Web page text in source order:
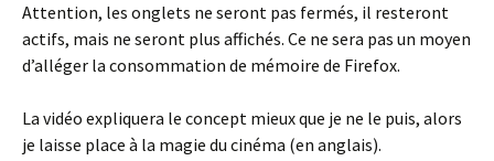
Attention, les onglets ne seront pas fermés, il resteront
actifs, mais ne seront plus affichés. Ce ne sera pas un moyen
d’alléger la consommation de mémoire de Firefox.
La vidéo expliquera le concept mieux que je ne le puis, alors
je laisse place à la magie du cinéma (en anglais).